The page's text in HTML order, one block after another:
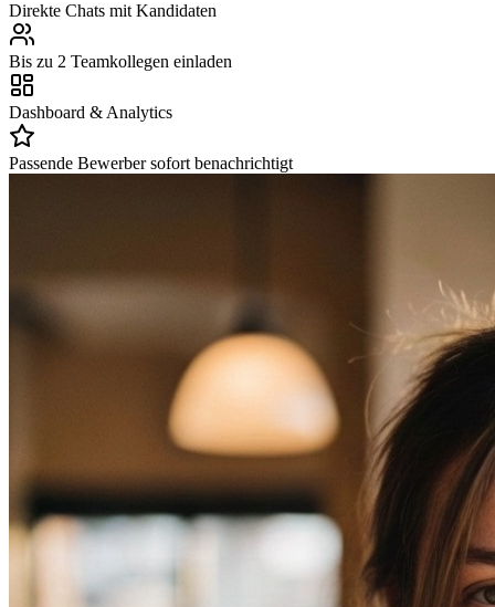
Direkte Chats mit Kandidaten
Bis zu 2 Teamkollegen einladen
Dashboard & Analytics
Passende Bewerber sofort benachrichtigt